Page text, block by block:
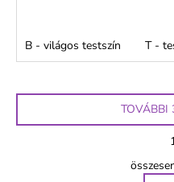
B - világos testszín T -
TOVÁBBI